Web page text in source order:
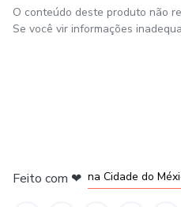
O conteúdo deste produto não
Se você vir informações
Feito com ❤ na Cidade do